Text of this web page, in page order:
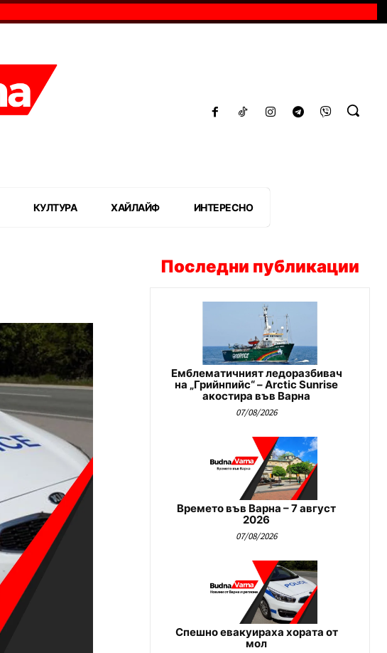
КУЛТУРА ХАЙЛАЙФ ИНТЕРЕСНО
Последни публикации
Емблематичният ледоразбивач
на „Грийнпийс“ – Arctic Sunrise
акостира във Варна
07/08/2026
Времето във Варна – 7 август
2026
07/08/2026
Спешно евакуираха хората от
мол